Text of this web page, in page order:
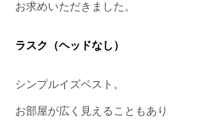
お求めいただきました。
ラスク（ヘッドなし）
シンプルイズベスト。
お部屋が広く見えることもあり